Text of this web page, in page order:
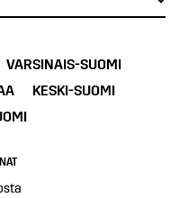
VARSINAIS-SUOMI
KESKI-SUOMI